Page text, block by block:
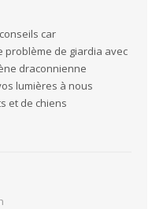
car
problème de giardia avec
draconnienne
lumières à nous
et de chiens